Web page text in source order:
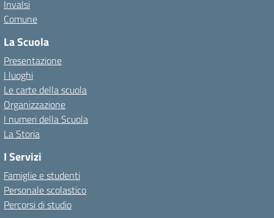
Invalsi
Comune
La Scuola
Presentazione
I luoghi
Le carte della scuola
Organizzazione
I numeri della Scuola
La Storia
I Servizi
Famiglie e studenti
Personale scolastico
Percorsi di studio